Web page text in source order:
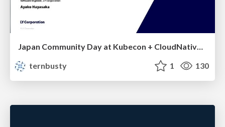
Japan Community Day at Kubecon + CloudNativeCon Japan 2026: Learning Container Privilege Control by Building My Own Low-Level Container Runtime
ternbusty
1 130